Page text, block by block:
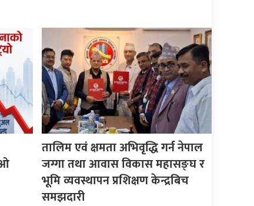
तालिम एवं क्षमता अभिवृद्धि गर्न नेपाल
जग्गा तथा आवास विकास महासङ्घ र
भूमि व्यवस्थापन प्रशिक्षण केन्द्रबिच
समझदारी